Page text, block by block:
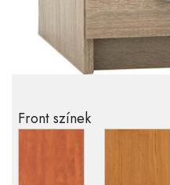
Front színek